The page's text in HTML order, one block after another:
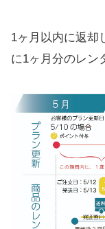
1ヶ月以内に返却
に1ヶ月分のレン